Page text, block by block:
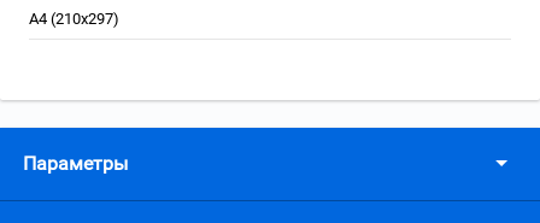
А4 (210x297)
Параметры